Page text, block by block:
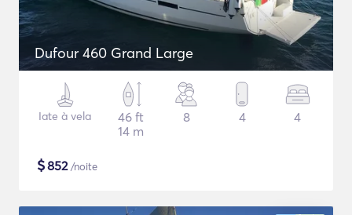
Dufour 460 Grand Large
Iate à vela
46 ft
14 m
8 4 4
$852/noite